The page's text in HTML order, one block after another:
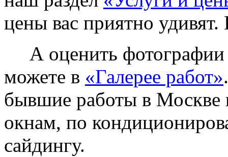
цены вас приятно
А оценить фотографии
можете в «Галерее работ»
бывшие работы в Москве
окнам, по
сайдингу.